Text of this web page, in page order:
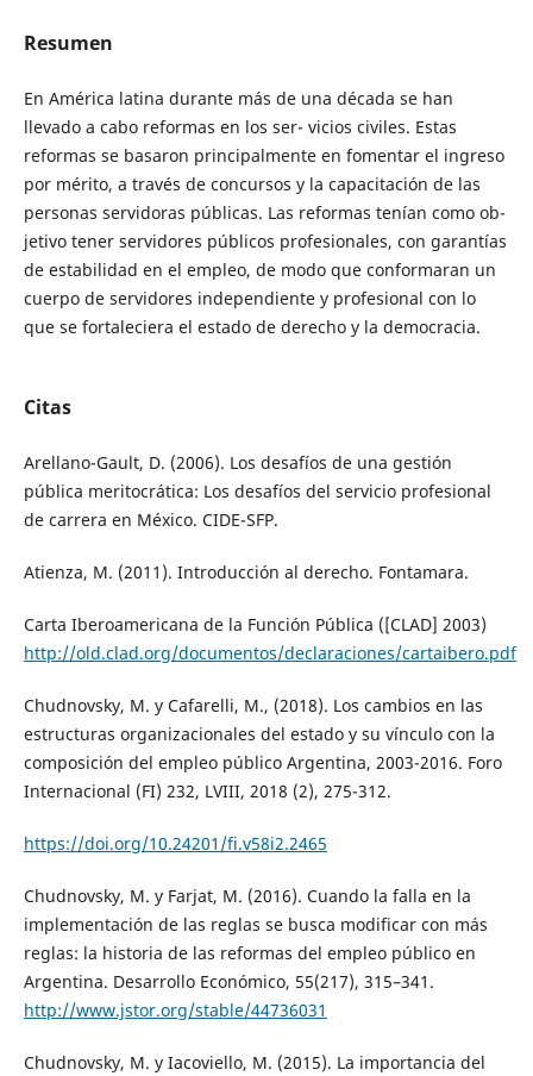
Resumen
En América latina durante más de una década se han
llevado a cabo reformas en los ser- vicios civiles. Estas
reformas se basaron principalmente en fomentar el ingreso
por mérito, a través de concursos y la capacitación de las
personas servidoras públicas. Las reformas tenían como ob-
jetivo tener servidores públicos profesionales, con garantías
de estabilidad en el empleo, de modo que conformaran un
cuerpo de servidores independiente y profesional con lo
que se fortaleciera el estado de derecho y la democracia.
Citas
Arellano-Gault, D. (2006). Los desafíos de una gestión
pública meritocrática: Los desafíos del servicio profesional
de carrera en México. CIDE-SFP.
Atienza, M. (2011). Introducción al derecho. Fontamara.
Carta Iberoamericana de la Función Pública ([CLAD] 2003)
http://old.clad.org/documentos/declaraciones/cartaibero.pdf
Chudnovsky, M. y Cafarelli, M., (2018). Los cambios en las
estructuras organizacionales del estado y su vínculo con la
composición del empleo público Argentina, 2003-2016. Foro
Internacional (FI) 232, LVIII, 2018 (2), 275-312.
https://doi.org/10.24201/fi.v58i2.2465
Chudnovsky, M. y Farjat, M. (2016). Cuando la falla en la
implementación de las reglas se busca modificar con más
reglas: la historia de las reformas del empleo público en
Argentina. Desarrollo Económico, 55(217), 315–341.
http://www.jstor.org/stable/44736031
Chudnovsky, M. y Iacoviello, M. (2015). La importancia del